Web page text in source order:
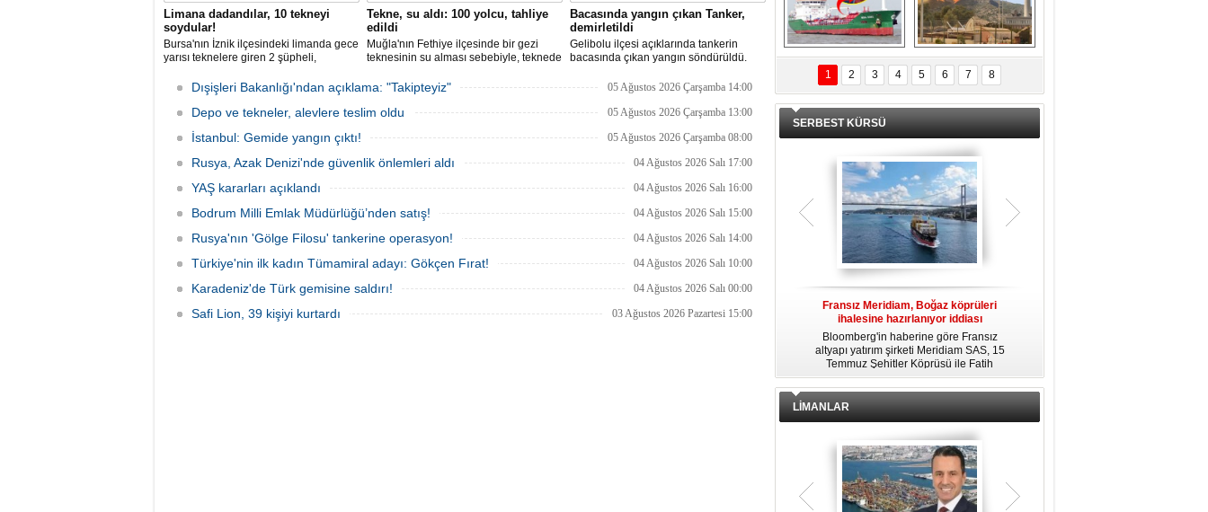
Limana dadandılar, 10 tekneyi
soydular!
Bursa'nın İznik ilçesindeki limanda gece
yarısı teknelere giren 2 şüpheli,
çaldı. Olay, güvenlik kameralarına
yansıdı, tekne sahiplerinin ihbarıyla
jandarma inceleme başlattı.
Tekne, su aldı: 100 yolcu, tahliye
edildi
Muğla'nın Fethiye ilçesinde bir gezi
teknesinin su alması sebebiyle, teknede
teknenin batmaması için bölgede
kurtarma çalışması başlatıldı.
Bacasında yangın çıkan Tanker,
demirletildi
Gelibolu ilçesi açıklarında tankerin
bacasında çıkan yangın söndürüldü.
Sahası'na demirletildi.
Dışişleri Bakanlığı'ndan açıklama: "Takipteyiz" 05 Ağustos 2026 Çarşamba 14:00
Depo ve tekneler, alevlere teslim oldu 05 Ağustos 2026 Çarşamba 13:00
İstanbul: Gemide yangın çıktı! 05 Ağustos 2026 Çarşamba 08:00
Rusya, Azak Denizi'nde güvenlik önlemleri aldı 04 Ağustos 2026 Salı 17:00
YAŞ kararları açıklandı 04 Ağustos 2026 Salı 16:00
Bodrum Milli Emlak Müdürlüğü’nden satış! 04 Ağustos 2026 Salı 15:00
Rusya'nın 'Gölge Filosu' tankerine operasyon! 04 Ağustos 2026 Salı 14:00
Türkiye'nin ilk kadın Tümamiral adayı: Gökçen Fırat! 04 Ağustos 2026 Salı 10:00
Karadeniz'de Türk gemisine saldırı! 04 Ağustos 2026 Salı 00:00
Safi Lion, 39 kişiyi kurtardı 03 Ağustos 2026 Pazartesi 15:00
Göçmenlerin
imdadına Türk
sahipli MINA DENIZ
yetişti
Milas’taki yangın
yeniden termik
santrallere doğru
ilerliyor
1 2 3 4 5 6 7 8
SERBEST KÜRSÜ
Fransız Meridiam, Boğaz köprüleri
ihalesine hazırlanıyor iddiası
Bloomberg'in haberine göre Fransız
altyapı yatırım şirketi Meridiam SAS, 15
Temmuz Şehitler Köprüsü ile Fatih
Sultan Mehmet Köprüsü'nün
özelleştirilmesine yönelik ihaleyle
zamanda kendi yat limanı, helikopter
pisti ve seçkin villaları da içeren koca
LİMANLAR